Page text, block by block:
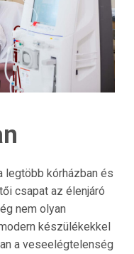
legtöbb kórházban és
csapat az élenjáró
nem olyan
készülékekkel
a veseelégtelenség